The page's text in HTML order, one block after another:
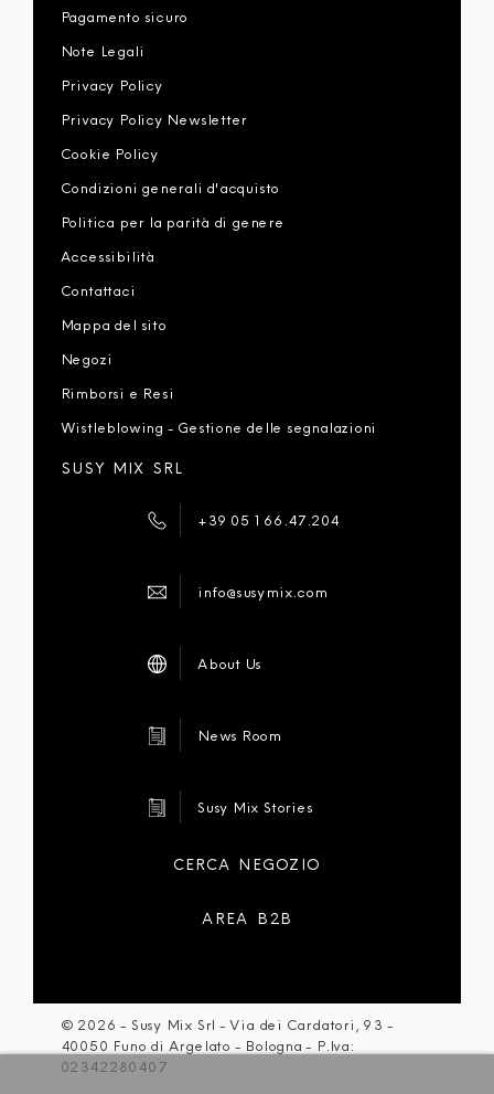
Pagamento sicuro
Note Legali
Privacy Policy
Privacy Policy Newsletter
Cookie Policy
Condizioni generali d'acquisto
Politica per la parità di genere
Accessibilità
Contattaci
Mappa del sito
Negozi
Rimborsi e Resi
Wistleblowing - Gestione delle segnalazioni
SUSY MIX SRL
+39 051 66.47.204
info@susymix.com
About Us
News Room
Susy Mix Stories
CERCA NEGOZIO
AREA B2B
© 2026 - Susy Mix Srl - Via dei Cardatori, 93 -
40050 Funo di Argelato - Bologna - P.Iva:
02342280407